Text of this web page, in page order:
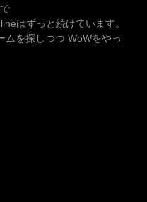
はずっと続けています。
ムを探しつつ WoWをやっ